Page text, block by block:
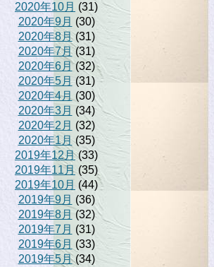
2020年10月 (31)
2020年9月 (30)
2020年8月(31)
2020年7月(31)
2020年6月(32)
2020年5月(31)
2020年4月 (30)
2020年3月 (34)
2020年2月 (32)
2020年1月 (35)
2019年12月(33)
2019年11月 (35)
2019年10月 (44)
2019年9月 (36)
2019年8月 (32)
2019年7月 (31)
2019年6月 (33)
2019年5月(34)